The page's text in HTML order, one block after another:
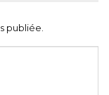
publiée.